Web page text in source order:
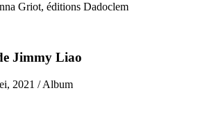
Griot, éditions Dadoclem
Jimmy Liao
2021 / Album